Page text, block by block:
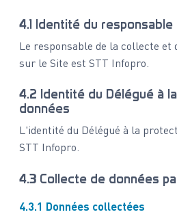
4.1 Identité du
Le responsable de la collecte et
sur le Site est STT Infopro.
4.2 Identité du Délégué à
données
L'identité du Délégué à la
STT Infopro.
4.3 Collecte de données
4.3.1 Données collectées